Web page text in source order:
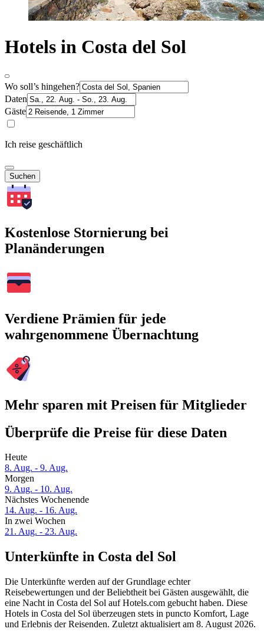
Hotels in Costa del Sol
Wo soll’s hingehen?
Daten
Gäste
Ich reise geschäftlich
Suchen
Kostenlose Stornierung bei
Planänderungen
Verdiene Prämien für jede
wahrgenommene Übernachtung
Mehr sparen mit Preisen für Mitglieder
Überprüfe die Preise für diese Daten
Heute
8. Aug. - 9. Aug.
Morgen
9. Aug. - 10. Aug.
Nächstes Wochenende
14. Aug. - 16. Aug.
In zwei Wochen
21. Aug. - 23. Aug.
Unterkünfte in Costa del Sol
Die Unterkünfte werden auf der Grundlage echter
Reisebewertungen und der Beliebtheit bei Gästen ausgewählt, die
eine Nacht in Costa del Sol auf Hotels.com gebucht haben. Diese
Hotels in Costa del Sol überzeugen stets in puncto Komfort, Lage
und Erlebnis der Reisenden. Zuletzt aktualisiert am 8. August 2026.